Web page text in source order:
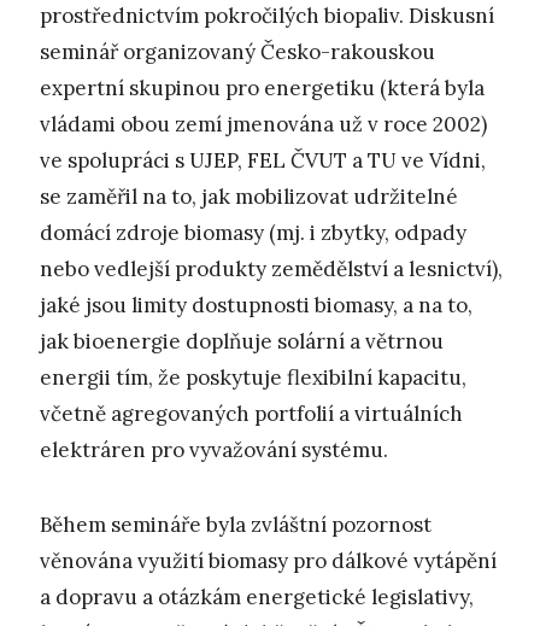
prostřednictvím pokročilých biopaliv. Diskusní
seminář organizovaný Česko-rakouskou
expertní skupinou pro energetiku (která byla
vládami obou zemí jmenována už v roce 2002)
ve spolupráci s UJEP, FEL ČVUT a TU ve Vídni,
se zaměřil na to, jak mobilizovat udržitelné
domácí zdroje biomasy (mj. i zbytky, odpady
nebo vedlejší produkty zemědělství a lesnictví),
jaké jsou limity dostupnosti biomasy, a na to,
jak bioenergie doplňuje solární a větrnou
energii tím, že poskytuje flexibilní kapacitu,
včetně agregovaných portfolií a virtuálních
elektráren pro vyvažování systému.
Během semináře byla zvláštní pozornost
věnována využití biomasy pro dálkové vytápění
a dopravu a otázkám energetické legislativy,